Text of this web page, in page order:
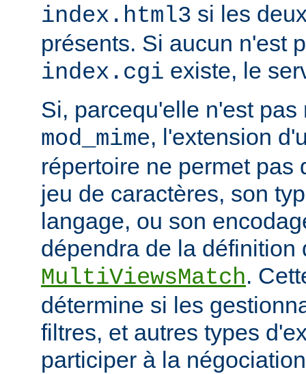
index.html3 si les
présents. Si aucun n'est
index.cgi existe, le
Si, parcequ'elle n'est pas
mod_mime, l'extension
répertoire ne permet pas
jeu de caractères, son
langage, ou son
dépendra de la définition
MultiViewsMatch.
détermine si les
filtres, et autres types
participer à la